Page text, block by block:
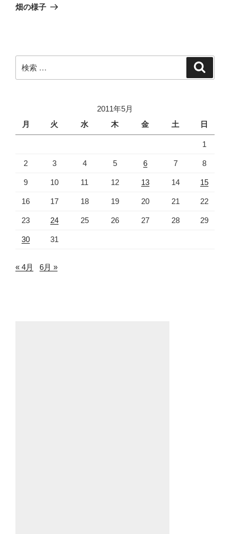
ゲ
ン
稿
の
畑の様子
索:
2011年5月
月
火 水 木 金 土 日
1
2 3 4 5 6 7 8
9 10 11 12 13 14 15
16 17 18 19 20 21 22
23 24 25 26 27 28 29
30 31
« 4月 6月 »